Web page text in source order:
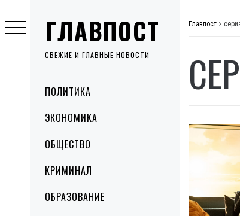
ГЛАВПОСТ
СВЕЖИЕ И ГЛАВНЫЕ НОВОСТИ
MenuПОЛИТИКА
ЭКОНОМИКА
ОБЩЕСТВО
КРИМИНАЛ
ОБРАЗОВАНИЕ
to
content
Главпост >